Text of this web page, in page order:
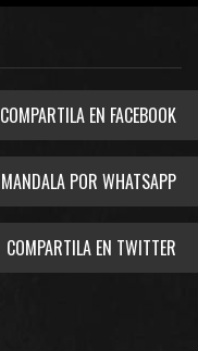
COMPARTILA EN FACEBOOK
MANDALA POR WHATSAPP
COMPARTILA EN TWITTER